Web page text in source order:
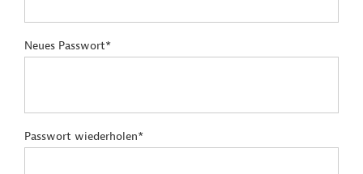
Neues Passwort*
Passwort wiederholen*